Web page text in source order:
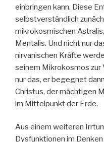
einbringen kann. Diese
selbstverständlich
mikrokosmischen
Mentalis. Und nicht nur
nirvanischen Kräfte
seinem Mikrokosmos
nur das, er begegnet
Christus, der mächtigen
im Mittelpunkt der Erde.
Aus einem weiteren
Dysfunktionen im